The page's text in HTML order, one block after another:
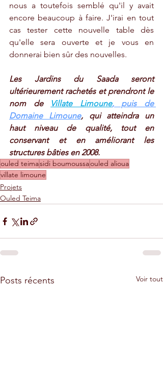
nous a toutefois semblé qu'il y avait
encore beaucoup à faire. J'irai en tout
cas tester cette nouvelle table dès
qu'elle sera ouverte et je vous en
donnerai bien sûr des nouvelles.
Les Jardins du Saada seront
ultérieurement rachetés et prendront le
nom de Villate Limoune, puis de
Domaine Limoune, qui atteindra un
haut niveau de qualité, tout en
conservant et en améliorant les
structures bâties en 2008.
ouled teimasidi boumoussaouled alioua
villate limoune
Projets
Ouled Teima
Posts récents Voir tout